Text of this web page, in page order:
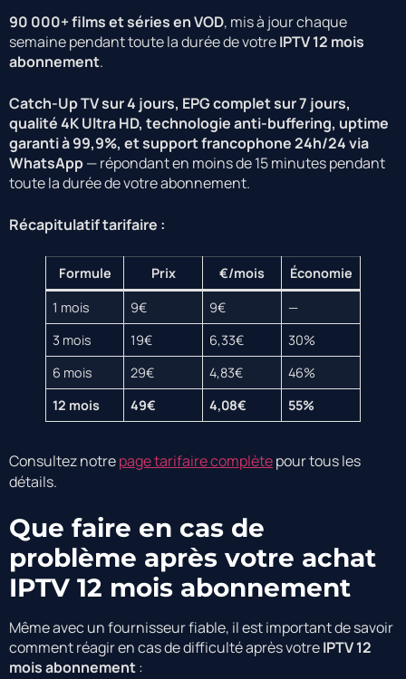
90 000+ films et séries en VOD, mis à jour chaque
semaine pendant toute la durée de votreIPTV 12 mois
abonnement.
Catch-Up TV sur 4 jours, EPG complet sur 7 jours,
qualité 4K Ultra HD, technologie anti-buffering, uptime
garanti à 99,9%, et support francophone 24h/24 via
WhatsApp— répondant en moins de 15 minutes pendant
toute la durée de votre abonnement.
Récapitulatif tarifaire :
Formule Prix €/mois
Économie
1 mois
9€ 9€
—
3 mois
19€ 6,33€
30%
6 mois
29€ 4,83€
46%
12 mois
49€ 4,08€ 55%
Consultez notrepage tarifaire complètepour tous les
détails.
Que faire en cas de
problème après votre achat
IPTV 12 mois abonnement
Même avec un fournisseur fiable, il est important de savoir
comment réagir en cas de difficulté après votreIPTV 12
mois abonnement: